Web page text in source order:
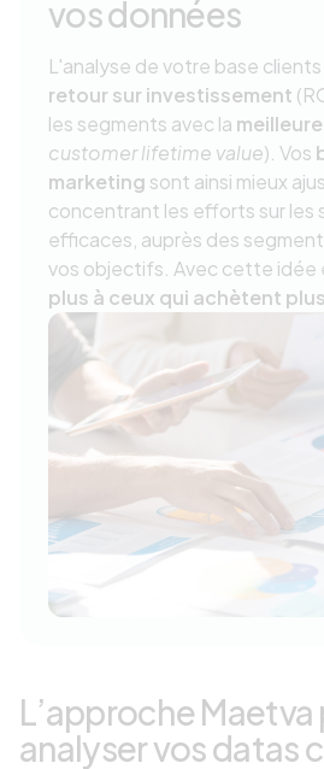
vos données
L'analyse de votre base
retour sur investissement
les segments avec la
customer lifetime value). Vos
marketing sont ainsi mieux
concentrant les efforts sur les
efficaces, auprès des
vos objectifs. Avec cette idée
plus à ceux qui achètent plus
L’approche
analyser vos datas